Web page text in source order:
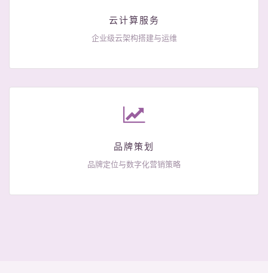
云计算服务
企业级云架构搭建与运维
品牌策划
品牌定位与数字化营销策略